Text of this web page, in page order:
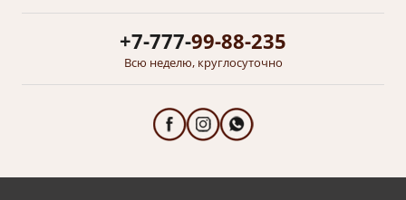
+7-777-99-88-235
Всю неделю, круглосуточно